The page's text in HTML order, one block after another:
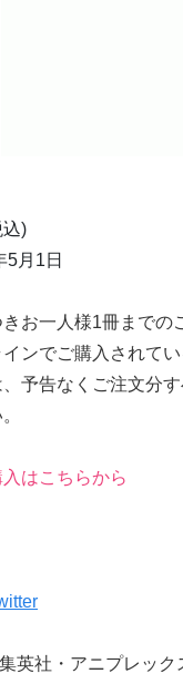
)
5月1日
お一人様1冊までの
ンでご購入されて
予告なくご注文分
はこちらから
英社・アニプレック